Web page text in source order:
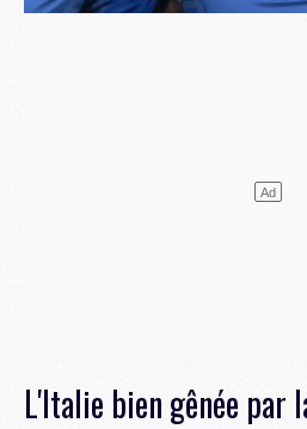
L'Italie bien gênée par